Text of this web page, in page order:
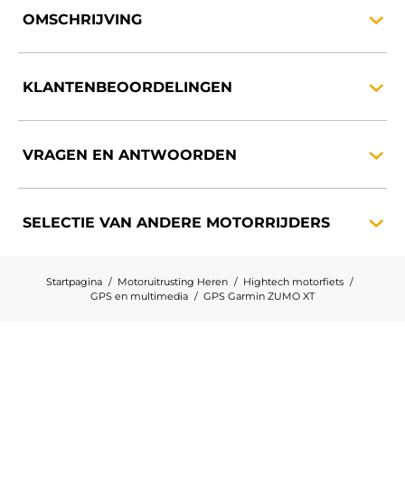
OMSCHRIJVING
KLANTENBEOORDELINGEN
VRAGEN EN ANTWOORDEN
SELECTIE VAN ANDERE MOTORRIJDERS
Startpagina Motoruitrusting Heren
Hightech motorfiets
GPS en multimedia
GPS Garmin ZUMO XT